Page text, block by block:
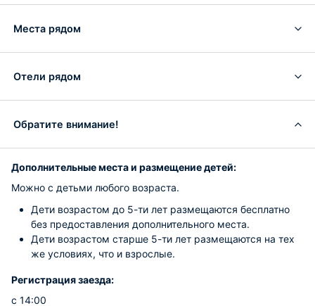
Места рядом
Отели рядом
Обратите внимание!
Дополнительные места и размещение детей:
Можно с детьми любого возраста.
Дети возрастом до 5-ти лет размещаются бесплатно
без предоставления дополнительного места.
Дети возрастом старше 5-ти лет размещаются на тех
же условиях, что и взрослые.
Регистрация заезда:
с 14:00